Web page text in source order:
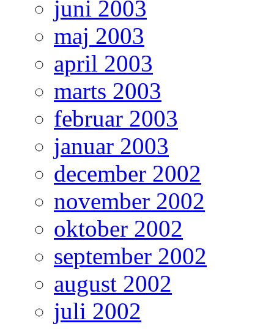
juni 2003
maj 2003
april 2003
marts 2003
februar 2003
januar 2003
december 2002
november 2002
oktober 2002
september 2002
august 2002
juli 2002